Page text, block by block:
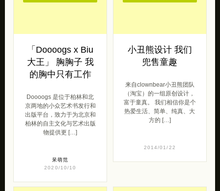
「Doooogs x Biu
大王」 胸胸子 我
的胸中只有工作
Doooogs 是位于柏林和北
京两地的小众艺术书发行和
出版平台，致力于为北京和
柏林的自主文化与艺术出版
物提供更 […]
呆萌范
2020/10/10
小丑熊设计 我们
兜售童趣
来自clownbear小丑熊团队
（淘宝）的一组原创设计，
富于童真。 我们相信你是个
热爱生活、简单、纯真、大
方的 […]
2014/01/22